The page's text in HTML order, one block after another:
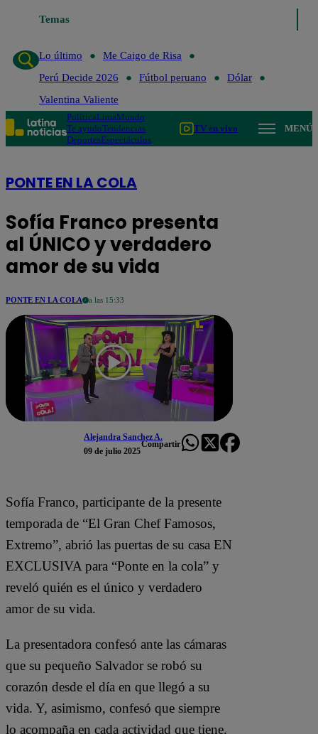
Temas
Lo último
Me Caigo de Risa
Perú Decide 2026
Fútbol peruano
Dólar
Valentina Valiente
PolíticaLimaMundo
Te ayudoTendencias
DeportesEspectáculos
TV en vivo MENÚ
PONTE EN LA COLA
Sofía Franco presenta
al ÚNICO y verdadero
amor de su vida
PONTE EN LA COLA a las 15:33
Alejandra Sanchez A.
09 de julio 2025
Compartir
Sofía Franco, participante de la presente
temporada de “El Gran Chef Famosos,
Extremo”, abrió las puertas de su casa EN
EXCLUSIVA para “Ponte en la cola” y
reveló quién es el único y verdadero
amor de su vida.
La presentadora confesó ante las cámaras
que su pequeño Salvador se robó su
corazón desde el día en que llegó a su
vida. Y, asimismo, confesó que siempre
lo acompaña en cada actividad que tiene.